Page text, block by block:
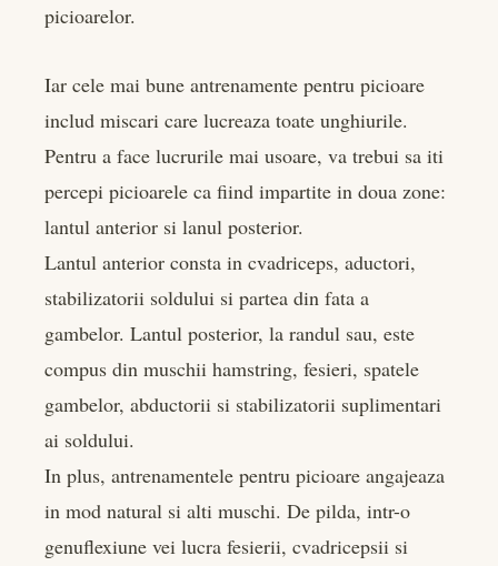
picioarelor.
Iar cele mai bune antrenamente pentru picioare
includ miscari care lucreaza toate unghiurile.
Pentru a face lucrurile mai usoare, va trebui sa iti
percepi picioarele ca fiind impartite in doua zone:
lantul anterior si lanul posterior.
Lantul anterior consta in cvadriceps, aductori,
stabilizatorii soldului si partea din fata a
gambelor. Lantul posterior, la randul sau, este
compus din muschii hamstring, fesieri, spatele
gambelor, abductorii si stabilizatorii suplimentari
ai soldului.
In plus, antrenamentele pentru picioare angajeaza
in mod natural si alti muschi. De pilda, intr-o
genuflexiune vei lucra fesierii, cvadricepsii si